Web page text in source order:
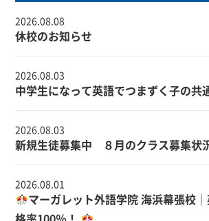
休校のお知らせ
2026.08.08
中学生になって英語でつまずく子の共
2026.08.03
新規生徒募集中 ８月のクラス募集状
2026.08.03
マーガレット外語学院 海浜幕張校
2026.08.01